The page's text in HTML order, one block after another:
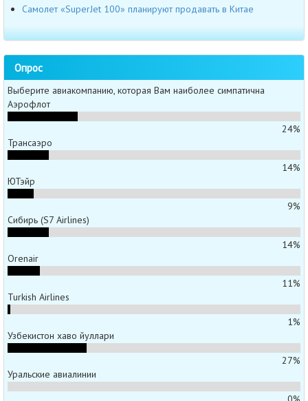
Самолет «SuperJet 100» планируют продавать в Китае
Опрос
Выберите авиакомпанию, которая Вам наиболее симпатична
Аэрофлот
24%
Трансаэро
14%
ЮТэйр
9%
Сибирь (S7 Airlines)
14%
Orenair
11%
Turkish Airlines
1%
Узбекистон хаво йуллари
27%
Уральские авиалинии